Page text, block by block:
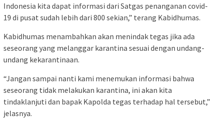
Indonesia kita dapat informasi dari Satgas penanganan covid-
19 di pusat sudah lebih dari 800 sekian,” terang Kabidhumas.
Kabidhumas menambahkan akan menindak tegas jika ada
seseorang yang melanggar karantina sesuai dengan undang-
undang kekarantinaan.
“Jangan sampai nanti kami menemukan informasi bahwa
seseorang tidak melakukan karantina, ini akan kita
tindaklanjuti dan bapak Kapolda tegas terhadap hal tersebut,”
jelasnya.